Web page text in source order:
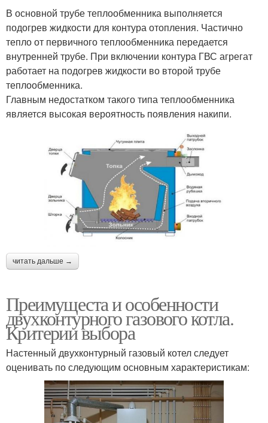
В основной трубе теплообменника выполняется
подогрев жидкости для контура отопления. Частично
тепло от первичного теплообменника передается
внутренней трубе. При включении контура ГВС агрегат
работает на подогрев жидкости во второй трубе
теплообменника.
Главным недостатком такого типа теплообменника
является высокая вероятность появления накипи.
читать дальше →
Преимущеста и особенности
двухконтурного газового котла.
Критерии выбора
Настенный двухконтурный газовый котел следует
оценивать по следующим основным характеристикам: